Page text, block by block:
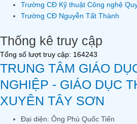
Trường CĐ Kỹ thuật Công nghệ
Trường CĐ Nguyễn Tất Thành
Thống kê truy cập
Tổng số lượt truy cập: 164243
TRUNG TÂM GIÁO
NGHIỆP - GIÁO DỤC
XUYÊN TÂY SƠN
Đại diện: Ông Phù Quốc Tiến